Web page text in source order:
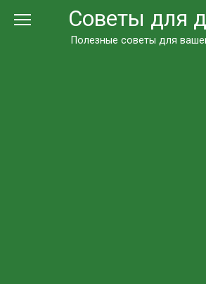
Советы для
Полезные советы для